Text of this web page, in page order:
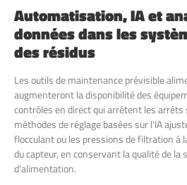
Automatisation, IA et
données dans les
des résidus
Les outils de maintenance prévisible
augmenteront la disponibilité des
contrôles en direct qui arrêtent les arrêts
méthodes de réglage basées sur l'IA
flocculant ou les pressions de filtration à
du capteur, en conservant la qualité de
d'alimentation.